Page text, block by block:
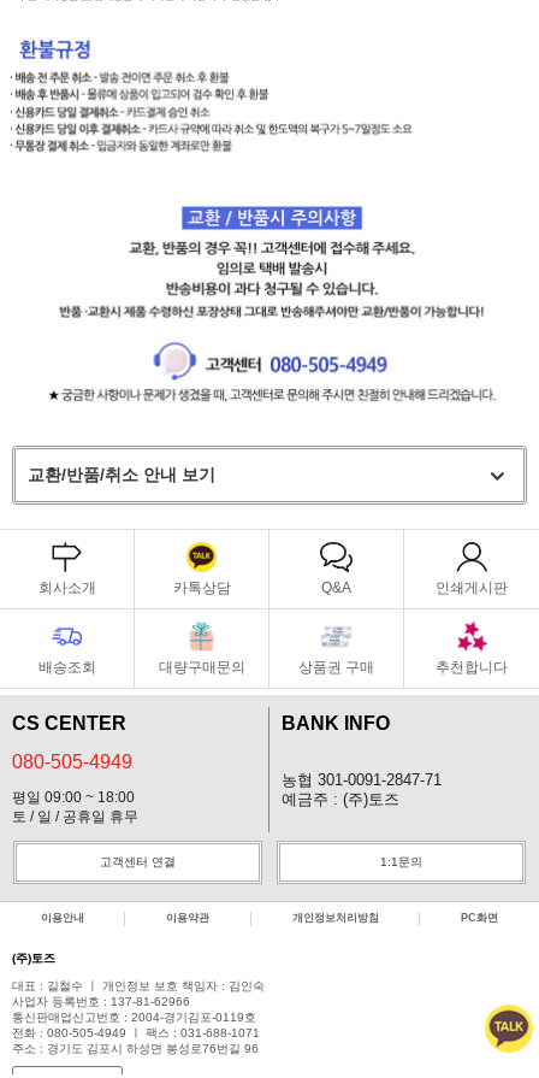
교환/반품/취소 안내 보기
회사소개 카톡상담 Q&A 인쇄게시판
배송조회 대량구매문의 상품권 구매 추천합니다
CS CENTER
080-505-4949
평일 09:00 ~ 18:00
토 / 일 / 공휴일 휴무
BANK INFO
농협 301-0091-2847-71
예금주 : (주)토즈
고객센터 연결 1:1문의
이용안내 이용약관 개인정보처리방침 PC화면
(주)토즈
대표 : 길철수 ㅣ 개인정보 보호 책임자 : 김인숙
사업자 등록번호 : 137-81-62966
통신판매업신고번호 : 2004-경기김포-0119호
전화 : 080-505-4949 ㅣ 팩스 : 031-688-1071
주소 : 경기도 김포시 하성면 봉성로76번길 96